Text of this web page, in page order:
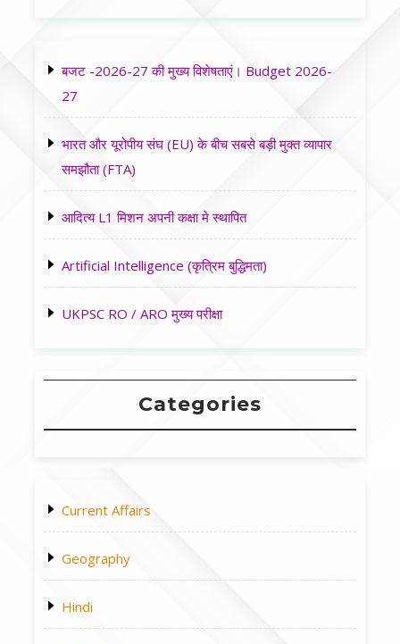
बजट -2026-27 की मुख्य विशेषताएं। Budget 2026-
27
भारत और यूरोपीय संघ (EU) के बीच सबसे बड़ी मुक्त व्यापार
समझौता (FTA)
आदित्य L1 मिशन अपनी कक्षा मे स्थापित
Artificial Intelligence (कृत्रिम बुद्धिमता)
UKPSC RO / ARO मुख्य परीक्षा
Categories
Current Affairs
Geography
Hindi